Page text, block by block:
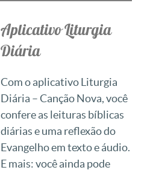
Aplicativo Liturgia
Diária
Com o aplicativo Liturgia
Diária – Canção Nova, você
confere as leituras bíblicas
diárias e uma reflexão do
Evangelho em texto e áudio.
E mais: você ainda pode